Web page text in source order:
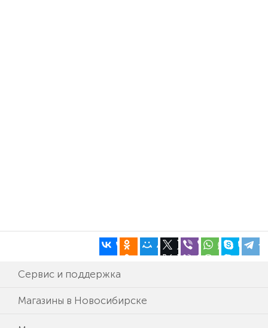
Сервис и поддержка
Магазины в Новосибирске